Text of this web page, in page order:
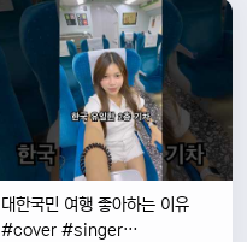
대한국민 여행 좋아하는 이유
#cover #singer